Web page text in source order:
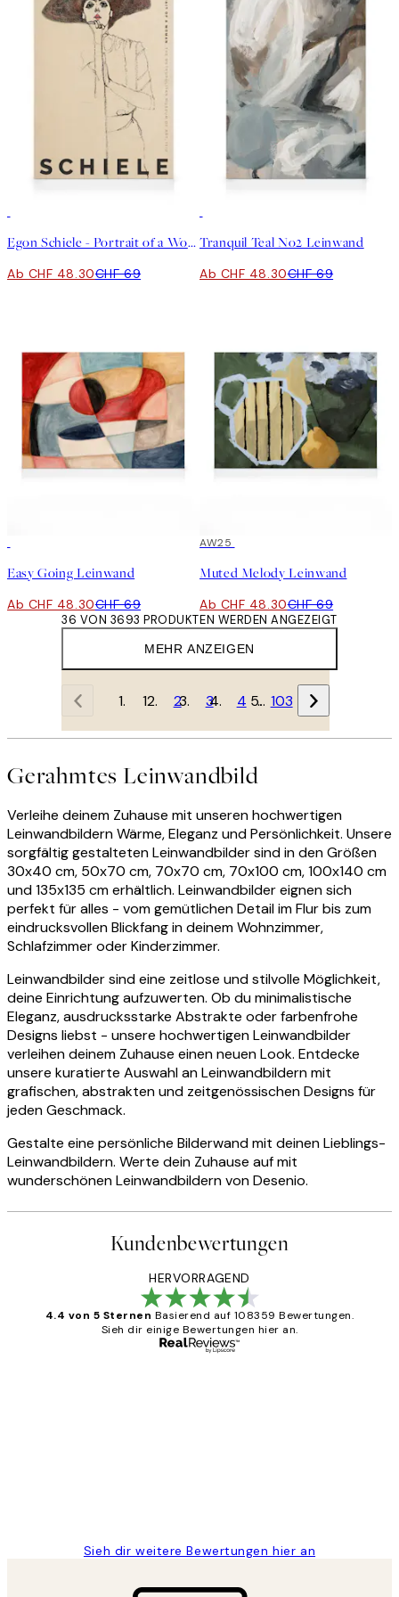
Egon Schiele - Portrait of a Woman Leinwand
Ab CHF 48.30CHF 69
Tranquil Teal No2 Leinwand
Ab CHF 48.30CHF 69
Easy Going Leinwand
Ab CHF 48.30CHF 69
30%*
AW25
Muted Melody Leinwand
Ab CHF 48.30CHF 69
MEHR ANZEIGEN
36 VON 3693 PRODUKTEN WERDEN ANGEZEIGT
1 2 3 4 … 103
Gerahmtes Leinwandbild
Verleihe deinem Zuhause mit unseren hochwertigen
Leinwandbildern Wärme, Eleganz und Persönlichkeit. Unsere
sorgfältig gestalteten Leinwandbilder sind in den Größen
30x40 cm, 50x70 cm, 70x70 cm, 70x100 cm, 100x140 cm
und 135x135 cm erhältlich. Leinwandbilder eignen sich
perfekt für alles - vom gemütlichen Detail im Flur bis zum
eindrucksvollen Blickfang in deinem Wohnzimmer,
Schlafzimmer oder Kinderzimmer.
Leinwandbilder sind eine zeitlose und stilvolle Möglichkeit,
deine Einrichtung aufzuwerten. Ob du minimalistische
Eleganz, ausdrucksstarke Abstrakte oder farbenfrohe
Designs liebst - unsere hochwertigen Leinwandbilder
verleihen deinem Zuhause einen neuen Look. Entdecke
unsere kuratierte Auswahl an Leinwandbildern mit
grafischen, abstrakten und zeitgenössischen Designs für
jeden Geschmack.
Gestalte eine persönliche Bilderwand mit deinen Lieblings-
Leinwandbildern. Werte dein Zuhause auf mit
wunderschönen Leinwandbildern von Desenio.
Kundenbewertungen
HERVORRAGEND
4.4 von 5 Sternen Basierend auf 108359 Bewertungen.
Sieh dir einige Bewertungen hier an.
Sieh dir weitere Bewertungen hier an